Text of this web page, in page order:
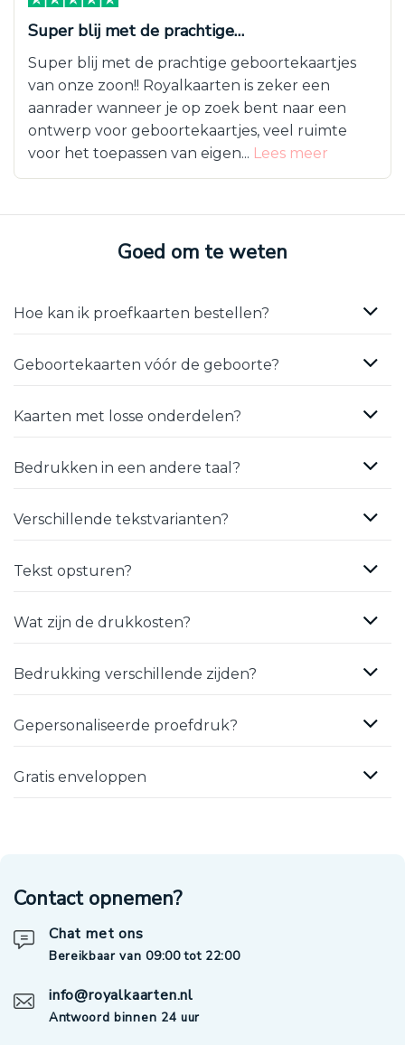
Super blij met de prachtige…
Super blij met de prachtige geboortekaartjes
van onze zoon!! Royalkaarten is zeker een
aanrader wanneer je op zoek bent naar een
ontwerp voor geboortekaartjes, veel ruimte
voor het toepassen van eigen... Lees meer
Goed om te weten
Hoe kan ik proefkaarten bestellen?
Geboortekaarten vóór de geboorte?
Kaarten met losse onderdelen?
Bedrukken in een andere taal?
Verschillende tekstvarianten?
Tekst opsturen?
Wat zijn de drukkosten?
Bedrukking verschillende zijden?
Gepersonaliseerde proefdruk?
Gratis enveloppen
Contact opnemen?
Chat met ons
Bereikbaar van 09:00 tot 22:00
info@royalkaarten.nl
Antwoord binnen 24 uur